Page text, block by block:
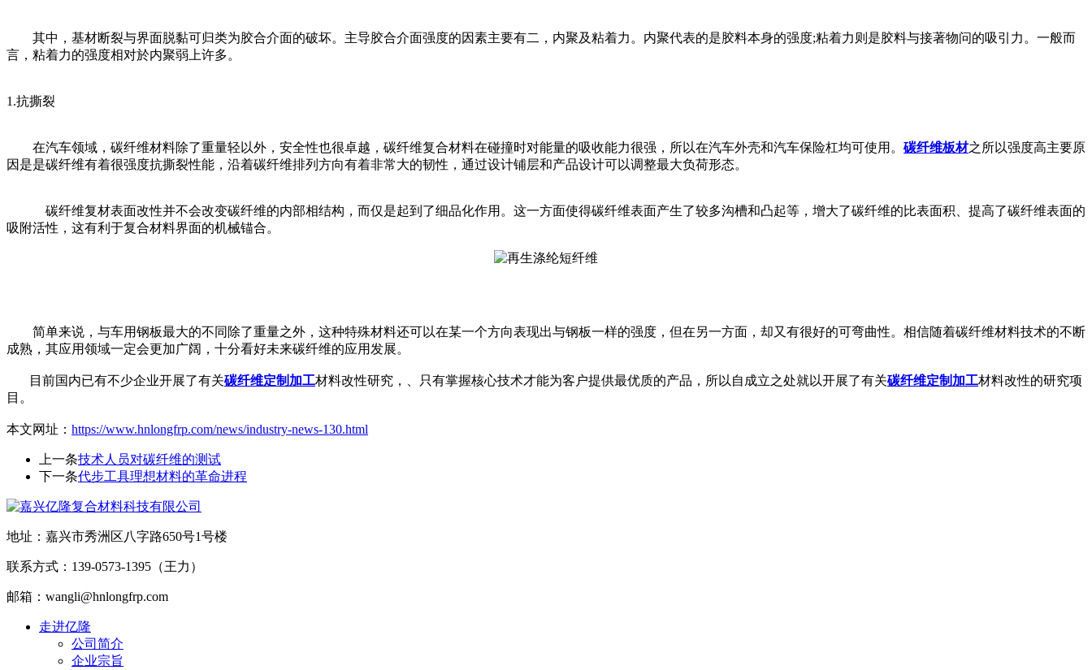
其中，基材断裂与界面脱黏可归类为胶合介面的破坏。主导胶合介面强度的因素主要有二，内聚及粘着力。内聚代表的是胶料本身的强度;粘着力则是胶料与接著物问的吸引力。一般而
言，粘着力的强度相对於内聚弱上许多。
1.抗撕裂
在汽车领域，碳纤维材料除了重量轻以外，安全性也很卓越，碳纤维复合材料在碰撞时对能量的吸收能力很强，所以在汽车外壳和汽车保险杠均可使用。 碳纤维板材之所以强度高主要原
因是是碳纤维有着很强度抗撕裂性能，沿着碳纤维排列方向有着非常大的韧性，通过设计铺层和产品设计可以调整最大负荷形态。
碳纤维复材表面改性并不会改变碳纤维的内部相结构，而仅是起到了细品化作用。这一方面使得碳纤维表面产生了较多沟槽和凸起等，增大了碳纤维的比表面积、提高了碳纤维表面的
吸附活性，这有利于复合材料界面的机械锚合。
简单来说，与车用钢板最大的不同除了重量之外，这种特殊材料还可以在某一个方向表现出与钢板一样的强度，但在另一方面，却又有很好的可弯曲性。相信随着碳纤维材料技术的不断
成熟，其应用领域一定会更加广阔，十分看好未来碳纤维的应用发展。
目前国内已有不少企业开展了有关碳纤维定制加工材料改性研究，、只有掌握核心技术才能为客户提供最优质的产品，所以自成立之处就以开展了有关碳纤维定制加工材料改性的研究项
目。
本文网址： https://www.hnlongfrp.com/news/industry-news-130.html
上一条技术人员对碳纤维的测试
下一条代步工具理想材料的革命进程
地址：嘉兴市秀洲区八字路650号1号楼
联系方式：139-0573-1395（王力）
邮箱：wangli@hnlongfrp.com
走进亿隆
公司简介
企业宗旨